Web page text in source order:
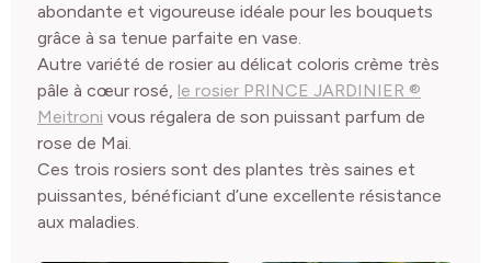
abondante et vigoureuse idéale pour les bouquets
grâce à sa tenue parfaite en vase.
Autre variété de rosier au délicat coloris crème très
pâle à cœur rosé, le rosier PRINCE JARDINIER ®
Meitroni vous régalera de son puissant parfum de
rose de Mai.
Ces trois rosiers sont des plantes très saines et
puissantes, bénéficiant d’une excellente résistance
aux maladies.